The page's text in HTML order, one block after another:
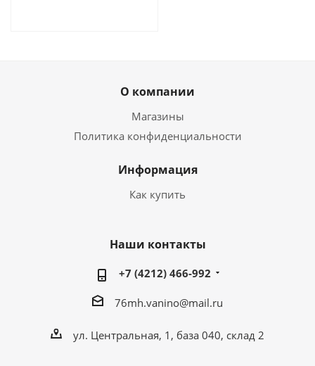
О компании
Магазины
Политика конфиденциальности
Информация
Как купить
Наши контакты
+7 (4212) 466-992
76mh.vanino@mail.ru
ул. Центральная, 1, база 040, склад 2